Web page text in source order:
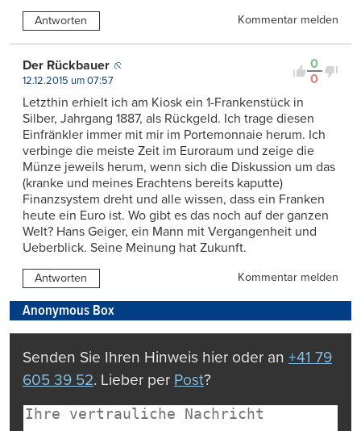
Antworten Kommentar melden
0
0
Der Rückbauer
12.12.2015 um 07:57
Letzthin erhielt ich am Kiosk ein 1-Frankenstück in
Silber, Jahrgang 1887, als Rückgeld. Ich trage diesen
Einfränkler immer mit mir im Portemonnaie herum. Ich
verbinge die meiste Zeit im Euroraum und zeige die
Münze jeweils herum, wenn sich die Diskussion um das
(kranke und meines Erachtens bereits kaputte)
Finanzsystem dreht und alle wissen, dass ein Franken
heute ein Euro ist. Wo gibt es das noch auf der ganzen
Welt? Hans Geiger, ein Mann mit Vergangenheit und
Ueberblick. Seine Meinung hat Zukunft.
Antworten Kommentar melden
Anonymous Box
Senden Sie Ihren Hinweis hier oder an +41 79
605 39 52. Lieber per Post?